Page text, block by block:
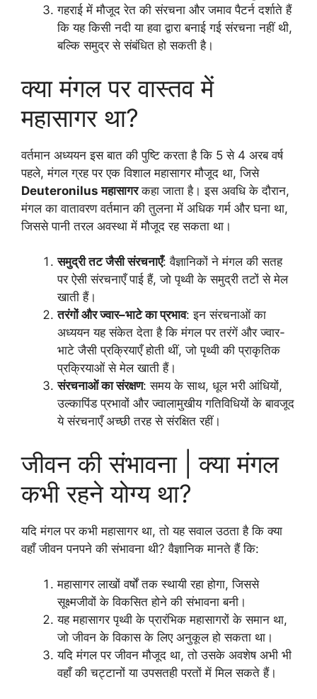
गहराई में मौजूद रेत की संरचना और जमाव पैटर्न दर्शाते हैं
कि यह किसी नदी या हवा द्वारा बनाई गई संरचना नहीं थी,
बल्कि समुद्र से संबंधित हो सकती है।
क्या मंगल पर वास्तव में
महासागर था?
वर्तमान अध्ययन इस बात की पुष्टि करता है कि 5 से 4 अरब वर्ष
पहले, मंगल ग्रह पर एक विशाल महासागर मौजूद था, जिसे
Deuteronilus महासागरकहा जाता है। इस अवधि के दौरान,
मंगल का वातावरण वर्तमान की तुलना में अधिक गर्म और घना था,
जिससे पानी तरल अवस्था में मौजूद रह सकता था।
समुद्री तट जैसी संरचनाएँ: वैज्ञानिकों ने मंगल की सतह
पर ऐसी संरचनाएँ पाई हैं, जो पृथ्वी के समुद्री तटों से मेल
खाती हैं।
तरंगों और ज्वार–भाटे का प्रभाव: इन संरचनाओं का
अध्ययन यह संकेत देता है कि मंगल पर तरंगें और ज्वार-
भाटे जैसी प्रक्रियाएँ होती थीं, जो पृथ्वी की प्राकृतिक
प्रक्रियाओं से मेल खाती हैं।
संरचनाओं का संरक्षण: समय के साथ, धूल भरी आंधियों,
उल्कापिंड प्रभावों और ज्वालामुखीय गतिविधियों के बावजूद
ये संरचनाएँ अच्छी तरह से संरक्षित रहीं।
जीवन की संभावना | क्या मंगल
कभी रहने योग्य था?
यदि मंगल पर कभी महासागर था, तो यह सवाल उठता है कि क्या
वहाँ जीवन पनपने की संभावना थी? वैज्ञानिक मानते हैं कि:
महासागर लाखों वर्षों तक स्थायी रहा होगा, जिससे
सूक्ष्मजीवों के विकसित होने की संभावना बनी।
यह महासागर पृथ्वी के प्रारंभिक महासागरों के समान था,
जो जीवन के विकास के लिए अनुकूल हो सकता था।
यदि मंगल पर जीवन मौजूद था, तो उसके अवशेष अभी भी
वहाँ की चट्टानों या उपसतही परतों में मिल सकते हैं।